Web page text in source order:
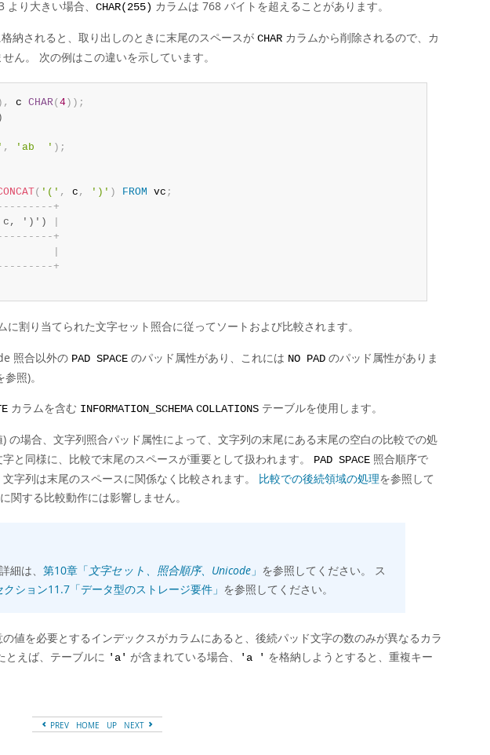
り大きい場合、 CHAR(255) カラムは 768 バイトを超えることがあります。
納されると、取り出しのときに末尾のスペースが CHAR カラムから削除されるので、カ
ん。 次の例はこの違いを示しています。
, c CHAR(4) ) ;
, 'ab  ' ) ;
( '(' , c , ')' ) FROM vc ;
- - - - - - - - +
c, ')')
- - - - - - - - +
- - - - - - - - +
に割り当てられた文字セット照合に従ってソートおよび比較されます。
照合以外の PAD SPACE のパッド属性があり、これには NO PAD のパッド属性がありま
参照)。
カラムを含む INFORMATION_SCHEMA COLLATIONS テーブルを使用します。
) の場合、文字列照合パッド属性によって、文字列の末尾にある末尾の空白の比較での処
と同様に、比較で末尾のスペースが重要として扱われます。 PAD SPACE 照合順序で
字列は末尾のスペースに関係なく比較されます。 比較での後続領域の処理を参照して
関する比較動作には影響しません。
細は、 第10章「文字セット、照合順序、Unicode 」 を参照してください。 ス
クション11.7「データ型のストレージ要件」 を参照してください。
値を必要とするインデックスがカラムにあると、後続パッド文字の数のみが異なるカラ
とえば、テーブルに 'a' が含まれている場合、 'a ' を格納しようとすると、重複キー
PREV HOME UP NEXT